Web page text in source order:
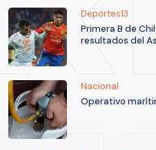
Deportes13
Primera B de
resultados del
Nacional
Operativo